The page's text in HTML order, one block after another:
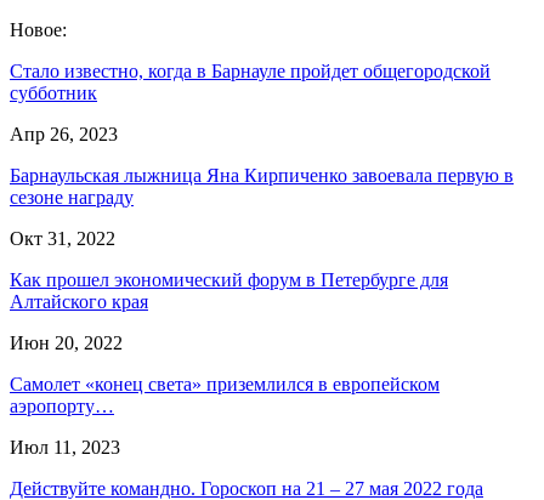
Новое:
Стало известно, когда в Барнауле пройдет общегородской
субботник
Апр 26, 2023
Барнаульская лыжница Яна Кирпиченко завоевала первую в
сезоне награду
Окт 31, 2022
Как прошел экономический форум в Петербурге для
Алтайского края
Июн 20, 2022
Самолет «конец света» приземлился в европейском
аэропорту…
Июл 11, 2023
Действуйте командно. Гороскоп на 21 – 27 мая 2022 года